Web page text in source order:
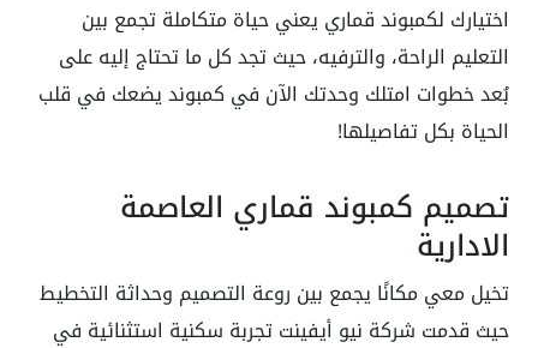
اختيارك لكمبوند قماري يعني حياة متكاملة تجمع بين
التعليم الراحة، والترفيه، حيث تجد كل ما تحتاج إليه على
بُعد خطوات امتلك وحدتك الآن في كمبوند يضعك في قلب
الحياة بكل تفاصيلها!
تصميم كمبوند قماري العاصمة
الادارية
تخيل معي مكانًا يجمع بين روعة التصميم وحداثة التخطيط
حيث قدمت شركة نيو أيفينت تجربة سكنية استثنائية في